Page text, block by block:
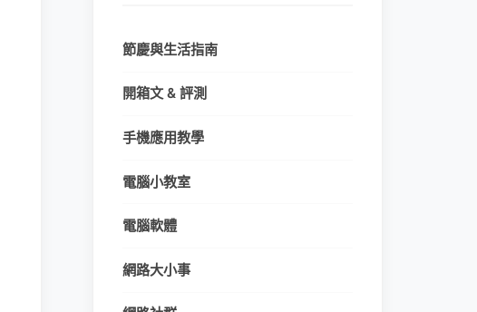
節慶與生活指南
開箱文 & 評測
手機應用教學
電腦小教室
電腦軟體
網路大小事